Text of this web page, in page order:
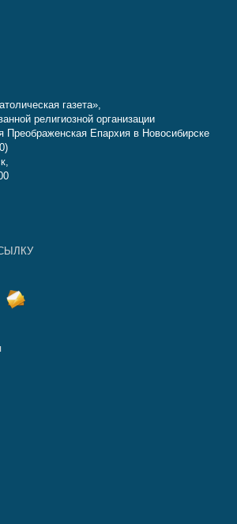
газета»,
религиозной организации
Преображенская Епархия в Новосибирске